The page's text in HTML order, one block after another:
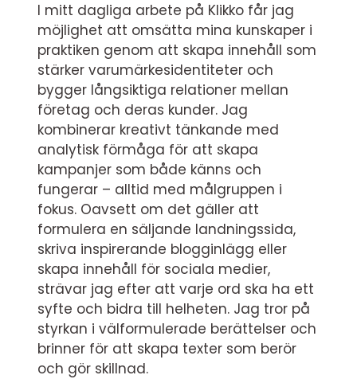
I mitt dagliga arbete på Klikko får jag
möjlighet att omsätta mina kunskaper i
praktiken genom att skapa innehåll som
stärker varumärkesidentiteter och
bygger långsiktiga relationer mellan
företag och deras kunder. Jag
kombinerar kreativt tänkande med
analytisk förmåga för att skapa
kampanjer som både känns och
fungerar – alltid med målgruppen i
fokus. Oavsett om det gäller att
formulera en säljande landningssida,
skriva inspirerande blogginlägg eller
skapa innehåll för sociala medier,
strävar jag efter att varje ord ska ha ett
syfte och bidra till helheten. Jag tror på
styrkan i välformulerade berättelser och
brinner för att skapa texter som berör
och gör skillnad.